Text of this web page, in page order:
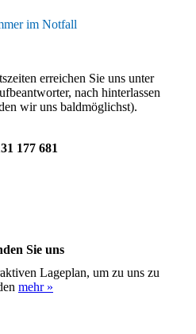
im Notfall
erreichen Sie uns unter
nach hinterlassen
wir uns baldmöglichst).
177 681
Sie uns
Lageplan, um zu uns zu
mehr »